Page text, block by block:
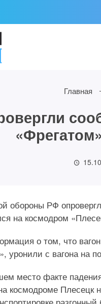
Главная
обороны РФ
на космодром
о том, что
уронили с вагона на
место факте
космодроме Плесецк